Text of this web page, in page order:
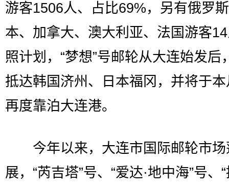
游客1506人、占比69%，另有俄罗
本、加拿大、澳大利亚、法国游客
照计划，“梦想”号邮轮从大连始发后
抵达韩国济州、日本福冈，并将于
再度靠泊大连港。
今年以来，大连市国际邮轮市场
展，“芮吉塔”号、“爱达·地中海”号、